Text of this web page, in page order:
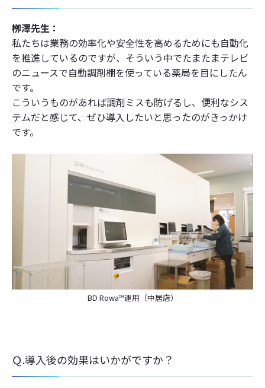
栁澤先生：
私たちは業務の効率化や安全性を高めるためにも自動化
を推進しているのですが、そういう中でたまたまテレビ
のニュースで自動調剤棚を使っている薬局を目にしたん
です。
こういうものがあれば調剤ミスも防げるし、便利なシス
テムだと感じて、ぜひ導入したいと思ったのがきっかけ
です。
BD Rowa™運用（中居店）
Ｑ.導入後の効果はいかがですか？